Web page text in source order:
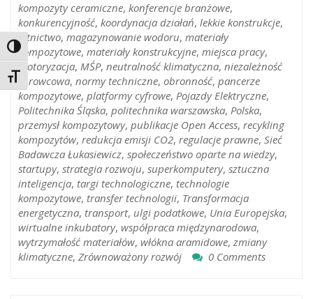
Toggle High Contrast
Toggle Font size
kompozyty ceramiczne, konferencje branżowe,
konkurencyjność, koordynacja działań, lekkie konstrukcje,
lotnictwo, magazynowanie wodoru, materiały
kompozytowe, materiały konstrukcyjne, miejsca pracy,
motoryzacja, MŚP, neutralność klimatyczna, niezależność
surowcowa, normy techniczne, obronność, pancerze
kompozytowe, platformy cyfrowe, Pojazdy Elektryczne,
Politechnika Śląska, politechnika warszawska, Polska,
przemysł kompozytowy, publikacje Open Access, recykling
kompozytów, redukcja emisji CO2, regulacje prawne, Sieć
Badawcza Łukasiewicz, społeczeństwo oparte na wiedzy,
startupy, strategia rozwoju, superkomputery, sztuczna
inteligencja, targi technologiczne, technologie
kompozytowe, transfer technologii, Transformacja
energetyczna, transport, ulgi podatkowe, Unia Europejska,
wirtualne inkubatory, współpraca międzynarodowa,
wytrzymałość materiałów, włókna aramidowe, zmiany
klimatyczne, Zrównoważony rozwój 0 Comments